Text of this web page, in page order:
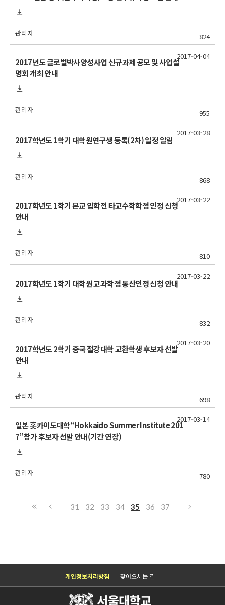
관리자 824
2017년도 글로벌박사양성사업 신규과제 공모 및 사업설
명회 개최 안내
관리자 955
2017-04-04
2017학년도 1학기 대학원연구생 등록(2차) 일정 알림
관리자 868
2017-03-28
2017학년도 1학기 본교 입학전 타교수학학점 인정 신청
안내
관리자 810
2017-03-22
2017학년도 1학기 대학원 교과학점 통산인정 신청 안내
관리자 832
2017-03-22
2017학년도 2학기 중국 절강대학 교환학생 후보자 선발
안내
관리자 698
2017-03-20
일본 홋카이도대학“Hokkaido Summer Institute 201
7”참가 후보자 선발 안내(기간 연장)
관리자 780
2017-03-14
31 32 33 34 35 36 37
개인정보처리방침 찾아오시는 길